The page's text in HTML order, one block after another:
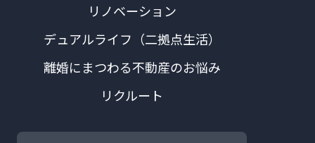
リノベーション
デュアルライフ（二拠点生活）
離婚にまつわる不動産のお悩み
リクルート